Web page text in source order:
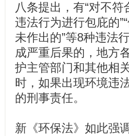
八条提出，有“对不
违法行为进行包庇的
未作出的”等8种违法
成严重后果的，地方
护主管部门和其他相
时，如果出现环境违
的刑事责任。
新《环保法》如此强